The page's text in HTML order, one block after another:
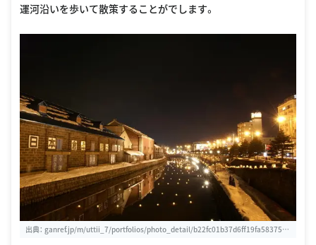
運河沿いを歩いて散策することがでします。
出典： ganref.jp/m/uttii_7/portfolios/photo_detail/b22fc01b37d6ff19fa5837527